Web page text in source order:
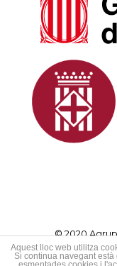
© 2020
Catalunya •
Aquest lloc web utilitza
Si continua navegant